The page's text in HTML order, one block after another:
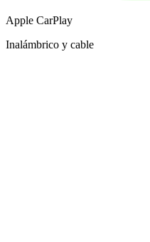
Apple CarPlay
Inalámbrico y cable